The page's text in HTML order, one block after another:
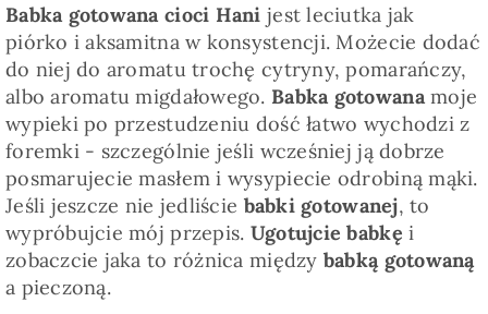
Babka gotowana cioci Hani jest leciutka jak
piórko i aksamitna w konsystencji. Możecie dodać
do niej do aromatu trochę cytryny, pomarańczy,
albo aromatu migdałowego. Babka gotowanamoje
wypieki po przestudzeniu dość łatwo wychodzi z
foremki - szczególnie jeśli wcześniej ją dobrze
posmarujecie masłem i wysypiecie odrobiną mąki.
Jeśli jeszcze nie jedliście babki gotowanej, to
wypróbujcie mój przepis. Ugotujcie babkę i
zobaczcie jaka to różnica między babką gotowaną
a pieczoną.